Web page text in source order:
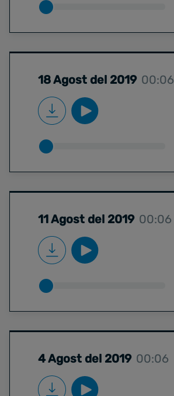
18 Agost del 2019 00:06
11 Agost del 2019 00:06
4 Agost del 2019 00:06